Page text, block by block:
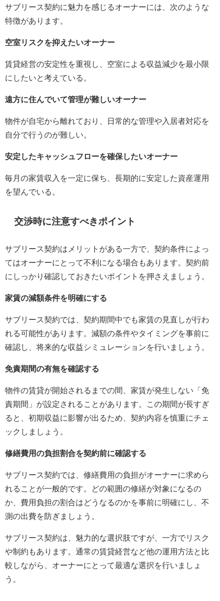
サブリース契約に魅力を感じるオーナーには、次のような
特徴があります。
空室リスクを抑えたいオーナー
賃貸経営の安定性を重視し、空室による収益減少を最小限
にしたいと考えている。
遠方に住んでいて管理が難しいオーナー
物件が自宅から離れており、日常的な管理や入居者対応を
自分で行うのが難しい。
安定したキャッシュフローを確保したいオーナー
毎月の家賃収入を一定に保ち、長期的に安定した資産運用
を望んでいる。
交渉時に注意すべきポイント
サブリース契約はメリットがある一方で、契約条件によっ
てはオーナーにとって不利になる場合もあります。契約前
にしっかり確認しておきたいポイントを押さえましょう。
家賃の減額条件を明確にする
サブリース契約では、契約期間中でも家賃の見直しが行わ
れる可能性があります。減額の条件やタイミングを事前に
確認し、将来的な収益シミュレーションを行いましょう。
免責期間の有無を確認する
物件の賃貸が開始されるまでの間、家賃が発生しない「免
責期間」が設定されることがあります。この期間が長すぎ
ると、初期収益に影響が出るため、契約内容を慎重にチェ
ックしましょう。
修繕費用の負担割合を契約前に確認する
サブリース契約では、修繕費用の負担がオーナーに求めら
れることが一般的です。どの範囲の修繕が対象になるの
か、費用負担の割合はどうなるのかを事前に明確にし、不
測の出費を防ぎましょう。
サブリース契約は、魅力的な選択肢ですが、一方でリスク
や制約もあります。通常の賃貸経営など他の運用方法と比
較しながら、オーナーにとって最適な選択を行いましょ
う。